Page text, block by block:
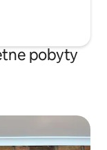
pobyty